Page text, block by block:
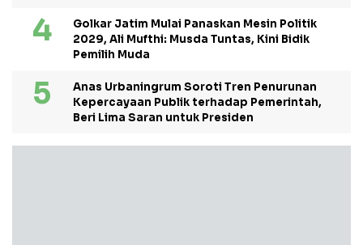
Golkar Jatim Mulai Panaskan Mesin Politik
2029, Ali Mufthi: Musda Tuntas, Kini Bidik
Pemilih Muda
Anas Urbaningrum Soroti Tren Penurunan
Kepercayaan Publik terhadap Pemerintah,
Beri Lima Saran untuk Presiden